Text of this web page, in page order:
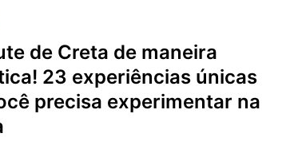
de Creta de maneira
23 experiências únicas
precisa experimentar na